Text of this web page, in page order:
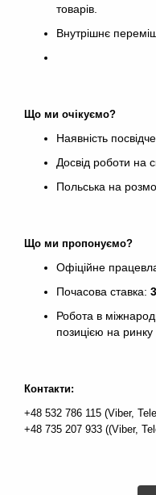
товарів.
Внутрішнє
Що ми очікуємо?
Наявність
Досвід роботи на
Польська на
Що ми пропонуємо?
Офіційне
Почасова ставка:
Робота в
позицією на ринку
Контакти:
+48 532 786 115 (Viber,
+48 735 207 933 ((Viber,